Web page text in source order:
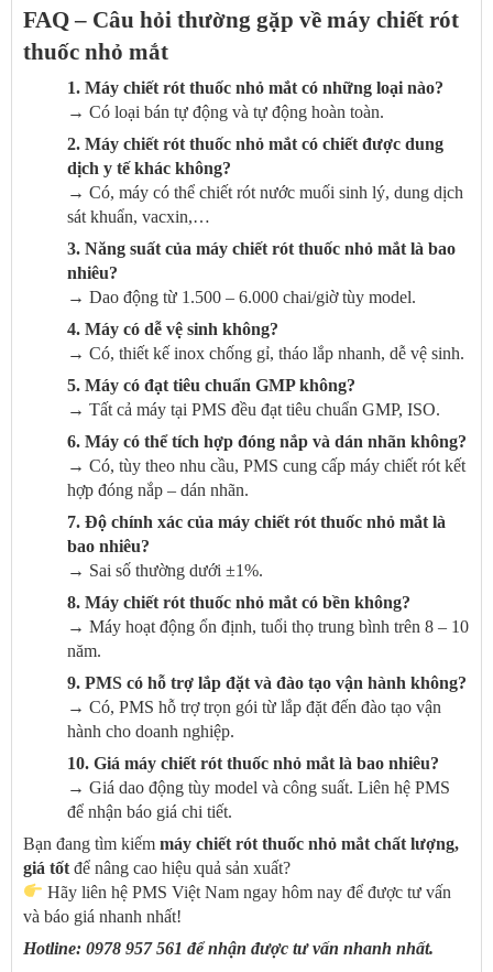
FAQ – Câu hỏi thường gặp về máy chiết rót
thuốc nhỏ mắt
1. Máy chiết rót thuốc nhỏ mắt có những loại nào?
→ Có loại bán tự động và tự động hoàn toàn.
2. Máy chiết rót thuốc nhỏ mắt có chiết được dung
dịch y tế khác không?
→ Có, máy có thể chiết rót nước muối sinh lý, dung dịch
sát khuẩn, vacxin,…
3. Năng suất của máy chiết rót thuốc nhỏ mắt là bao
nhiêu?
→ Dao động từ 1.500 – 6.000 chai/giờ tùy model.
4. Máy có dễ vệ sinh không?
→ Có, thiết kế inox chống gỉ, tháo lắp nhanh, dễ vệ sinh.
5. Máy có đạt tiêu chuẩn GMP không?
→ Tất cả máy tại PMS đều đạt tiêu chuẩn GMP, ISO.
6. Máy có thể tích hợp đóng nắp và dán nhãn không?
→ Có, tùy theo nhu cầu, PMS cung cấp máy chiết rót kết
hợp đóng nắp – dán nhãn.
7. Độ chính xác của máy chiết rót thuốc nhỏ mắt là
bao nhiêu?
→ Sai số thường dưới ±1%.
8. Máy chiết rót thuốc nhỏ mắt có bền không?
→ Máy hoạt động ổn định, tuổi thọ trung bình trên 8 – 10
năm.
9. PMS có hỗ trợ lắp đặt và đào tạo vận hành không?
→ Có, PMS hỗ trợ trọn gói từ lắp đặt đến đào tạo vận
hành cho doanh nghiệp.
10. Giá máy chiết rót thuốc nhỏ mắt là bao nhiêu?
→ Giá dao động tùy model và công suất. Liên hệ PMS
để nhận báo giá chi tiết.
Bạn đang tìm kiếm máy chiết rót thuốc nhỏ mắt chất lượng,
giá tốt để nâng cao hiệu quả sản xuất?
Hãy liên hệ PMS Việt Nam ngay hôm nay để được tư vấn
và báo giá nhanh nhất!
Hotline: 0978 957 561 để nhận được tư vấn nhanh nhất.